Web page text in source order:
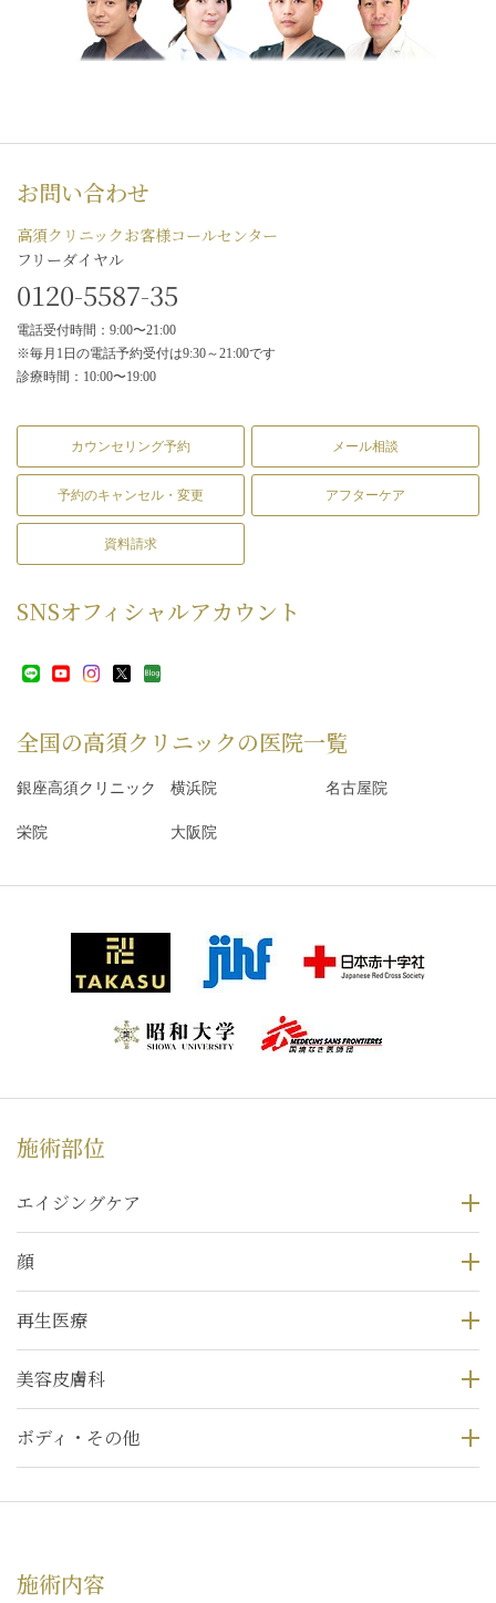
お問い合わせ
高須クリニックお客様コールセンター
フリーダイヤル
0120-5587-35
電話受付時間：9:00〜21:00
※毎月1日の電話予約受付は9:30～21:00です
診療時間：10:00〜19:00
カウンセリング予約 メール相談
予約のキャンセル・変更 アフターケア
資料請求
SNSオフィシャルアカウント
全国の高須クリニックの医院一覧
銀座高須クリニック 横浜院 名古屋院
栄院 大阪院
施術部位
エイジングケア
顔
再生医療
美容皮膚科
ボディ・その他
施術内容